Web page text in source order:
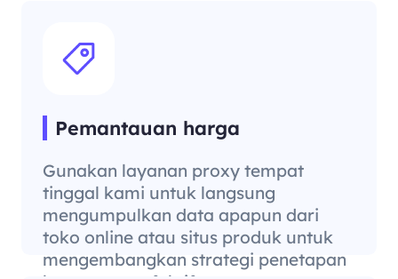
Pemantauan harga
Gunakan layanan proxy tempat
tinggal kami untuk langsung
mengumpulkan data apapun dari
toko online atau situs produk untuk
mengembangkan strategi penetapan